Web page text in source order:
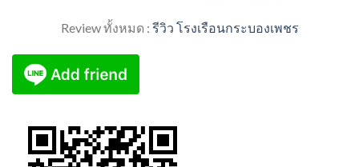
Review ทั้งหมด : รีวิว โรงเรือนกระบองเพชร